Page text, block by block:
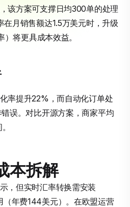
该方案可支撑日均300单的处理
月销售额达1.5万美元时，升级
将更具成本效益。
率提升22%，而自动化订单处
误。对比开源方案，商家平均
本拆解
，但实时汇率转换需安装
年费144美元）。在欧盟运营